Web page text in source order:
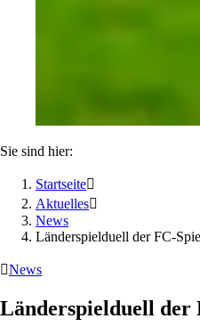
Sie sind hier:
Startseite
Aktuelles
News
Länderspielduell der FC-
News
Länderspielduell der